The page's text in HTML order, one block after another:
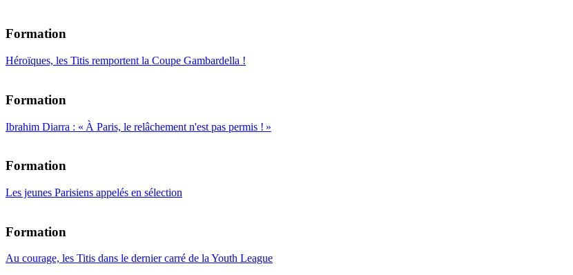
Formation
Héroïques, les Titis remportent la Coupe Gambardella !
Formation
Ibrahim Diarra : « À Paris, le relâchement n'est pas permis ! »
Formation
Les jeunes Parisiens appelés en sélection
Formation
Au courage, les Titis dans le dernier carré de la Youth League